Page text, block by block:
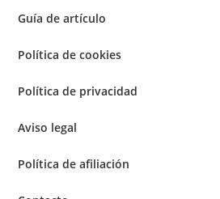
Guía de artículo
Política de cookies
Política de privacidad
Aviso legal
Política de afiliación